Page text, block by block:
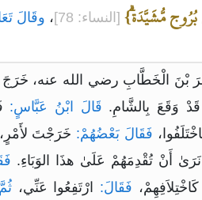
بُرُوج مُّشَيَّدَةۗ} [النساء: 78] ، وقَالَ
بْنَ الْخَطَّابِ رضي الله عنه، خَرَجَ
قَدْ وَقَعَ بِالشَّامِ. قَالَ ابْنُ عَبَّاسٍ:
فَقَالَ بَعْضُهُمْ: خَرَجْتَ
أَنْ تُقْدِمَهُمْ عَلَىٰ هذَا الوَبَاءِ.
فَقَالَ: ارْتَفِعُوا عَنِّي،